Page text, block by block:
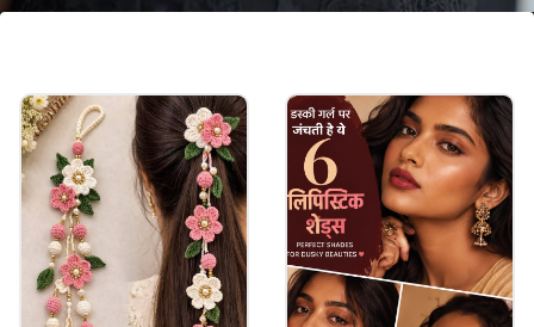
खासकर पार्टी या फोटोज में इस तरह की फ्रेंच बन हेयरस्टाइल
बेहद सुंदर दिखाई देता है। आप इसे जरूर ट्राय करें। इसपर
आपको कोई एसेसरीज लगाने की जरूरत नहीं पड़ेगी।
Image credits: pinterest